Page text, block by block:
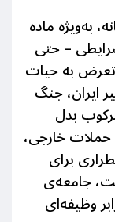
به‌ویژه ماده
– حتی
به حیات
ایران، جنگ
بدل
حملات خارجی،
برای
جامعه‌ی
وظیفه‌ای